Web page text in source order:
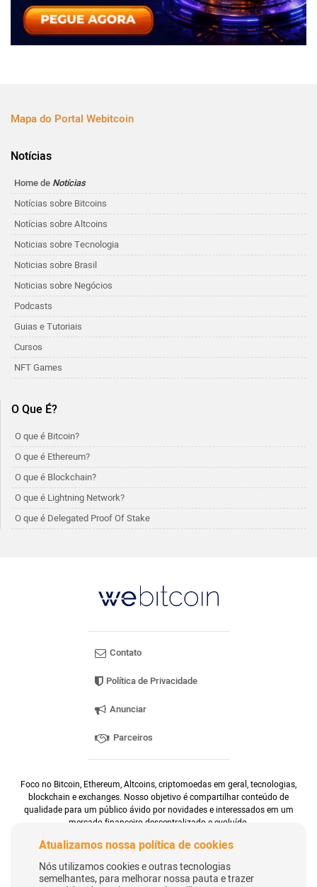
Mapa do Portal Webitcoin
Notícias
Home de Notícias
Notícias sobre Bitcoins
Notícias sobre Altcoins
Noticias sobre Tecnologia
Noticias sobre Brasil
Noticias sobre Negócios
Podcasts
Guias e Tutoriais
Cursos
NFT Games
O Que É?
O que é Bitcoin?
O que é Ethereum?
O que é Blockchain?
O que é Lightning Network?
O que é Delegated Proof Of Stake
Contato
Política de Privacidade
Anunciar
Parceiros
Foco no Bitcoin, Ethereum, Altcoins, criptomoedas em geral, tecnologias,
blockchain e exchanges. Nosso objetivo é compartilhar conteúdo de
qualidade para um público ávido por novidades e interessados em um
mercado financeiro descentralizado e evoluído.
Atualizamos nossa política de cookies
Nós utilizamos cookies e outras tecnologias
semelhantes, para melhorar nossa pauta e trazer